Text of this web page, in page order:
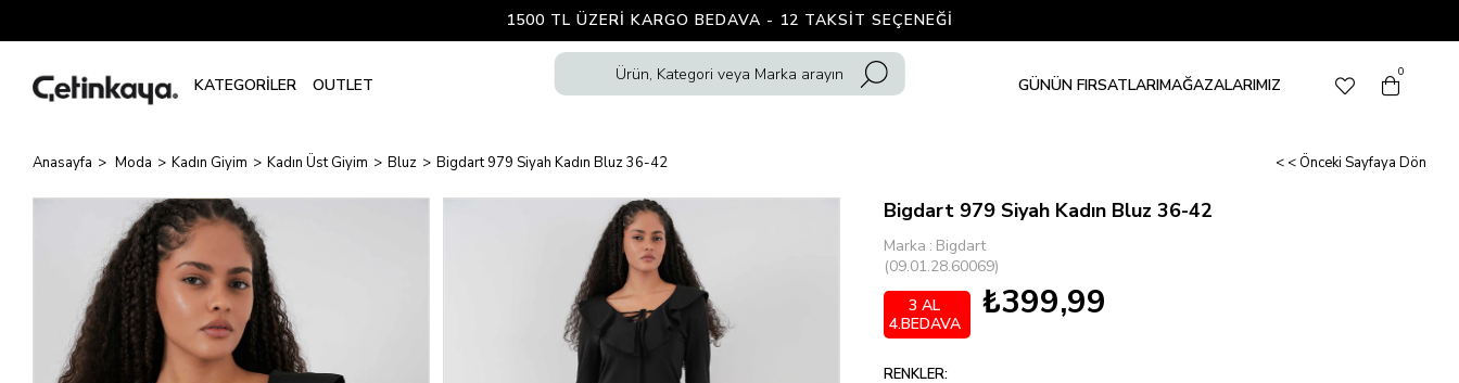
1500 TL ÜZERI KARGO BEDAVA - 12 TAKSIT SEÇENEĞI
GÜNÜN FIRSATLARIMAĞAZALARIMIZ
0
Anasayfa Moda Kadın Giyim Kadın Üst Giyim Bluz Bigdart 979 Siyah Kadın Bluz 36-42 < < Önceki Sayfaya Dön
Bigdart 979 Siyah Kadın Bluz 36-42
Marka : Bigdart
(09.01.28.60069)
₺399,99
3 AL
4.BEDAVA
RENKLER: